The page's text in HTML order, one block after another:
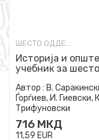
Историја и
учебник за
Автор : В.
Ѓорѓиев, И. Гиевски,
Трифуновски
716 МКД
11,59 EUR